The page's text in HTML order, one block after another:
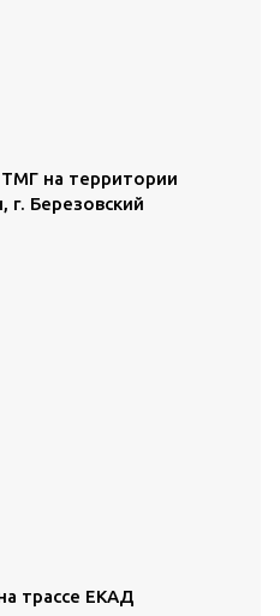
на территории
г. Березовский
трассе ЕКАД